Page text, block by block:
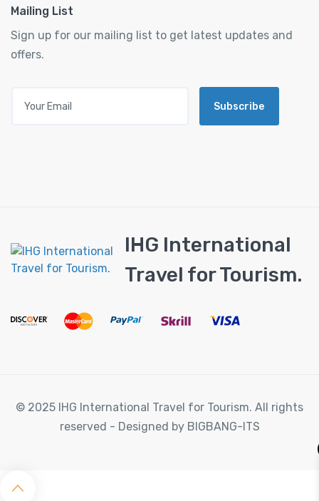
Mailing List
Sign up for our mailing list to get latest updates and
offers.
Subscribe
IHG International
Travel for Tourism.
© 2025 IHG International Travel for Tourism. All rights
reserved - Designed by BIGBANG-ITS